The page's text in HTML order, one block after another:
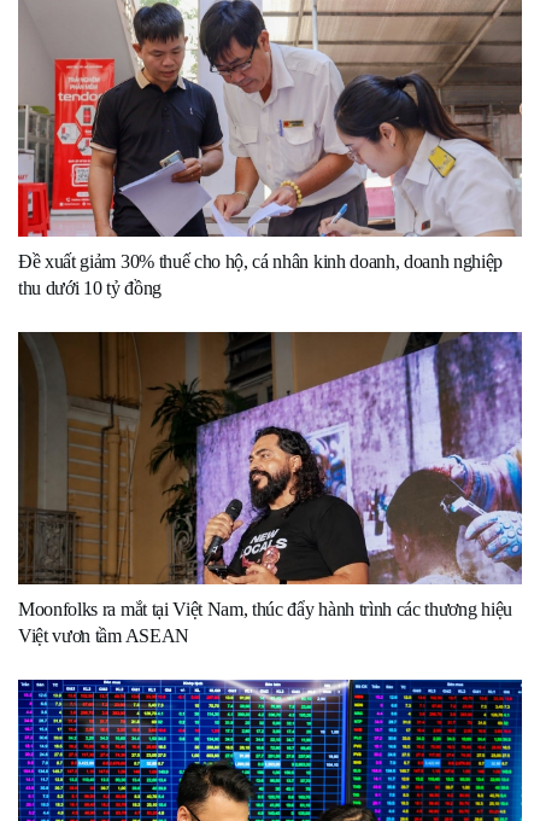
Đề xuất giảm 30% thuế cho hộ, cá nhân kinh doanh, doanh nghiệp
thu dưới 10 tỷ đồng
Moonfolks ra mắt tại Việt Nam, thúc đẩy hành trình các thương hiệu
Việt vươn tầm ASEAN